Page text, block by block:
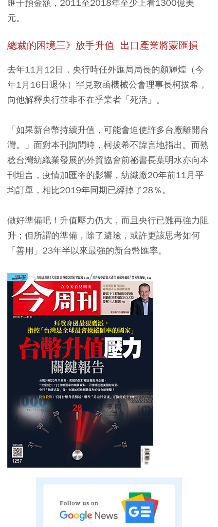
匯干預金額，2011至2018年至少上看1300億美
元。
總裁的困境三》放手升值 出口產業將蒙匯損
去年11月12日，央行時任外匯局局長的顏輝煌（今
年1月16日退休）罕見致函機械公會理事長柯拔希，
向他解釋央行並非不在乎業者「死活」。
「如果新台幣持續升值，可能會迫使許多台廠離開台
灣。」面對本刊詢問時，柯拔希不諱言地指出。而熟
稔台灣紡織業發展的外貿協會前祕書長葉明水亦向本
刊坦言，疫情加匯率的影響，紡織廠20年前11月平
均訂單，相比2019年同期已經掉了28％。
做好準備吧！升值壓力仍大，而且央行已難再強力阻
升；但所謂的準備，除了避險，或許更該思考如何
「善用」23年半以來最強的新台幣匯率。